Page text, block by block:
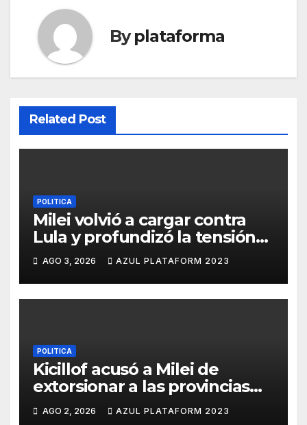
Byplataforma
Related Post
POLITICA
Milei volvió a cargar contra
Lula y profundizó la tensión
con Brasil
AGO 3, 2026 AZUL PLATAFORM 2023
POLITICA
Kicillof acusó a Milei de
extorsionar a las provincias
para lograr su reelección
AGO 2, 2026 AZUL PLATAFORM 2023